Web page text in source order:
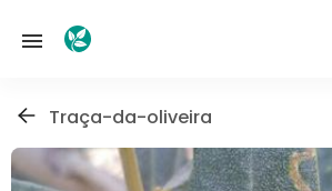
Traça-da-oliveira